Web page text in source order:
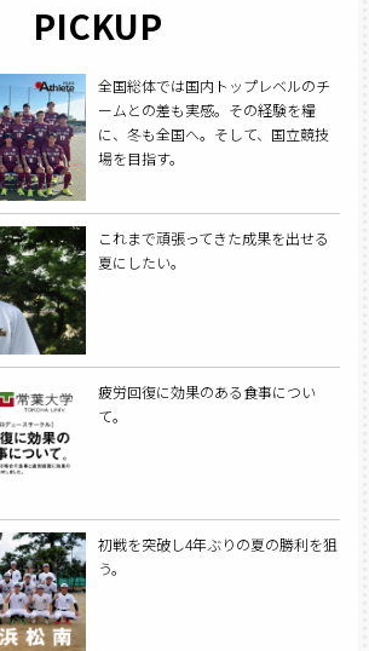
PICKUP
全国総体では国内トップレベルのチ
ームとの差も実感。その経験を糧
に、冬も全国へ。そして、国立競技
場を目指す。
これまで頑張ってきた成果を出せる
夏にしたい。
疲労回復に効果のある食事につい
て。
初戦を突破し4年ぶりの夏の勝利を狙
う。